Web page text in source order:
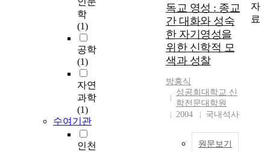
학
(1)
공학
(1)
자연
과학
(1)
수여기관
인천
독교 영성 : 종교
간 대화와 성숙
한 자기영성을
위한 신학적 모
색과 성찰
방홍식
성공회대학교 신
학전문대학원
2004
국내석사
원문보기
자
료